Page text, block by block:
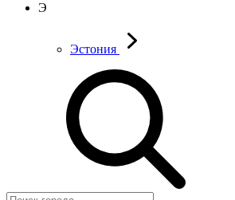
Э
Эстония